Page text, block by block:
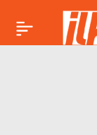
Meclis’te site